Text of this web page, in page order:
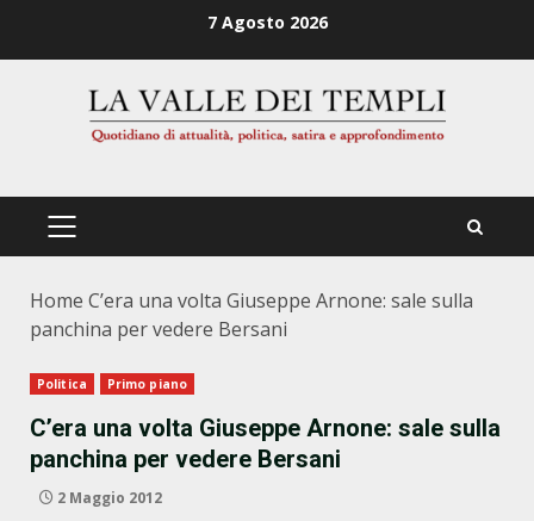
7 Agosto 2026
PRIMÄRES
Home C’era una volta Giuseppe Arnone: sale sulla
panchina per vedere Bersani
Politica Primo piano
C’era una volta Giuseppe Arnone: sale sulla
panchina per vedere Bersani
2 Maggio 2012